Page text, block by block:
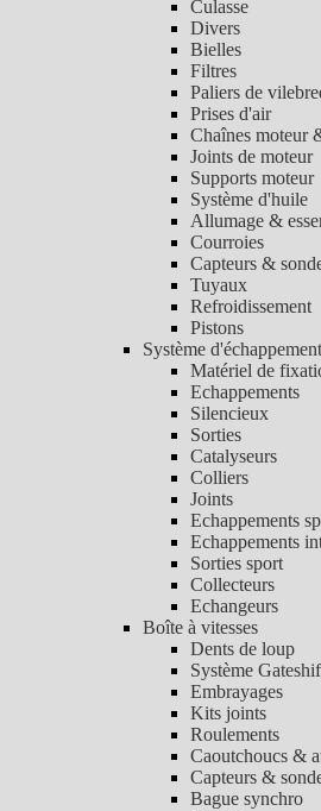
Culasse
Divers
Bielles
Filtres
Paliers de
Prises d'air
Chaînes moteur
Joints de moteur
Supports moteur
Système d'huile
Allumage &
Courroies
Capteurs &
Tuyaux
Refroidissement
Pistons
Système d'échappement
Matériel de
Echappements
Silencieux
Sorties
Catalyseurs
Colliers
Joints
Echappements
Echappements
Sorties sport
Collecteurs
Echangeurs
Boîte à vitesses
Dents de loup
Système
Embrayages
Kits joints
Roulements
Caoutchoucs &
Capteurs &
Bague synchro